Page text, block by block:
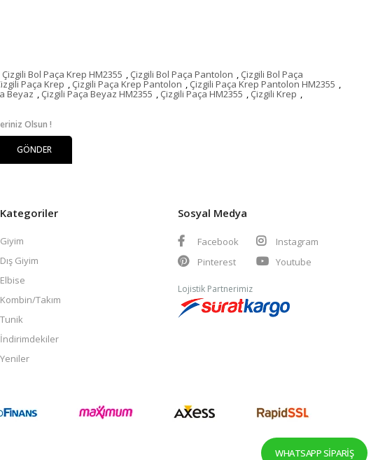
Çizgili Bol Paça Krep HM2355 , Çizgili Bol Paça Pantolon , Çizgili Bol Paça
Paça Krep , Çizgili Paça Krep Pantolon , Çizgili Paça Krep Pantolon HM2355 ,
Beyaz , Çizgili Paça Beyaz HM2355 , Çizgili Paça HM2355 , Çizgili Krep ,
WHATSAPP SIPARIŞ
Olsun !
GÖNDER
Kategoriler
Giyim
Dış Giyim
Elbise
Kombin/Takım
Tunik
İndirimdekiler
Yeniler
Sosyal Medya
Facebook
Instagram
Pinterest
Youtube
Lojistik Partnerimiz